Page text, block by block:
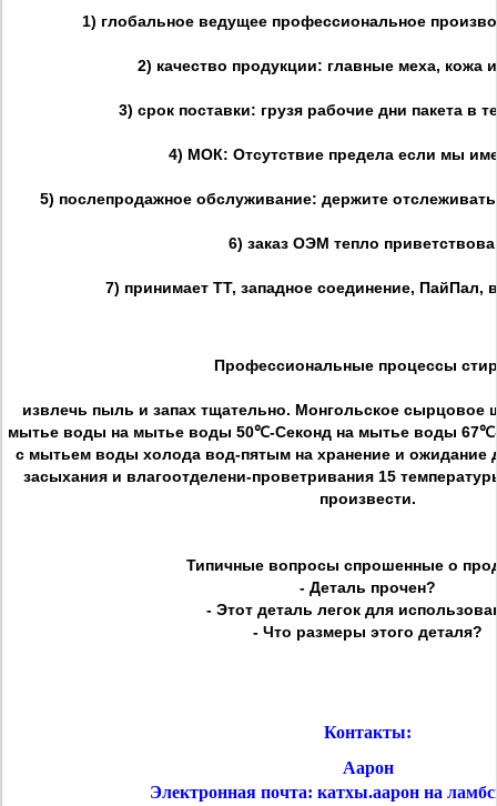
1) глобальное ведущее профессиональное
2) качество продукции: главные меха, кожа
3) срок поставки: грузя рабочие дни пакета в
4) МОК: Отсутствие предела если мы
5) послепродажное обслуживание: держите отслеживать
6) заказ ОЭМ тепло
7) принимает ТТ, западное соединение, ПайПал,
Профессиональные процессы
извлечь пыль и запах тщательно. Монгольское сырцовое
мытье воды на мытье воды 50℃-Секонд на мытье воды
с мытьем воды холода вод-пятым на хранение и ожидание
засыхания и влагоотделени-проветривания 15
произвести.
Типичные вопросы спрошенные о
- Деталь прочен?
- Этот деталь легок для
- Что размеры этого деталя?
Контакты:
Аарон
Электронная почта: катхы.аарон на